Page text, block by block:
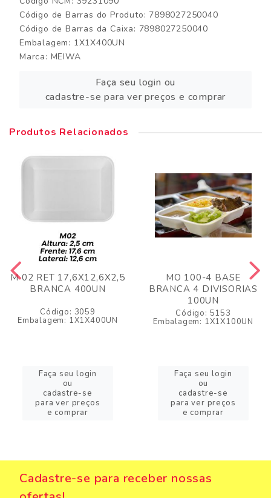
Código de Barras do Produto: 7898027250040
Código de Barras da Caixa: 7898027250040
Embalagem: 1X1X400UN
Marca: MEIWA
Faça seu login ou
cadastre-se para ver preços e comprar
Produtos Relacionados
M 02 RET 17,6X12,6X2,5
BRANCA 400UN
Código: 3059
Embalagem: 1X1X400UN
Faça seu login
ou
cadastre-se
para ver preços
e comprar
MO 100-4 BASE
BRANCA 4 DIVISORIAS
100UN
Código: 5153
Embalagem: 1X1X100UN
Faça seu login
ou
cadastre-se
para ver preços
e comprar
Cadastre-se para receber nossas